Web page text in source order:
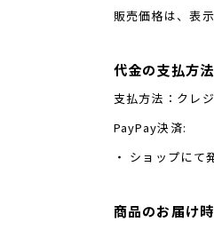
販売価格は、表
代金の支払方
支払方法：クレ
PayPay決済:
・ ショップにて
商品のお届け